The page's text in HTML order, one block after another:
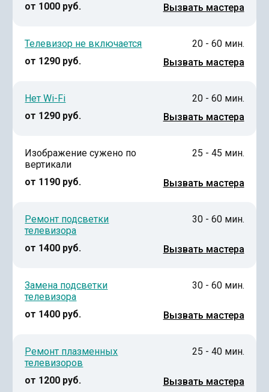
от 1000 руб.
Вызвать мастера
Телевизор не включается
от 1290 руб.
20 - 60 мин.
Вызвать мастера
Нет Wi-Fi
от 1290 руб.
20 - 60 мин.
Вызвать мастера
Изображение сужено по
вертикали
от 1190 руб.
25 - 45 мин.
Вызвать мастера
Ремонт подсветки
телевизора
от 1400 руб.
30 - 60 мин.
Вызвать мастера
Замена подсветки
телевизора
от 1400 руб.
30 - 60 мин.
Вызвать мастера
Ремонт плазменных
телевизоров
от 1200 руб.
25 - 40 мин.
Вызвать мастера